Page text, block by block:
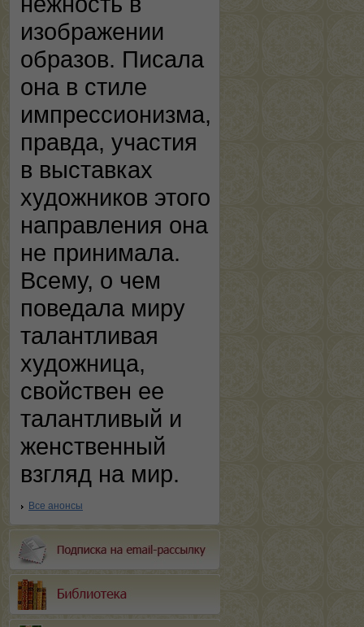
изображении
образов. Писала
она в стиле
импрессионизма,
правда, участия
в выставках
художников этого
направления она
не принимала.
Всему, о чем
поведала миру
талантливая
художница,
свойствен ее
талантливый и
женственный
взгляд на мир.
Все анонсы